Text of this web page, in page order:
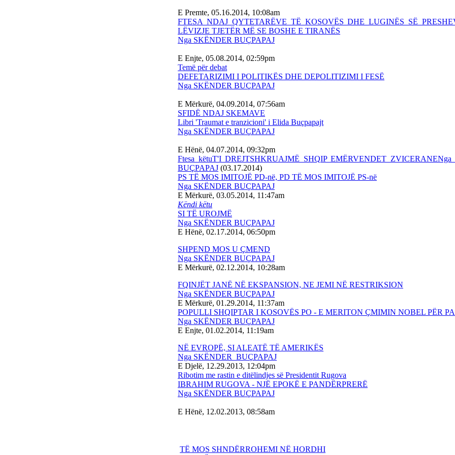
E Premte, 05.16.2014, 10:08am
FTESA NDAJ QYTETARËVE TË KOSOVËS DHE LUGINËS SË
LËVIZJE TJETËR MË SE BOSHE E TIRANËS
Nga SKËNDER BUÇPAPAJ
E Enjte, 05.08.2014, 02:59pm
Temë për debat
DEFETARIZIMI I POLITIKËS DHE DEPOLITIZIMI I FESË
Nga SKËNDER BUÇPAPAJ
E Mërkurë, 04.09.2014, 07:56am
SFIDË NDAJ SKEMAVE
Libri 'Traumat e tranzicioni' i Elida Buçpapajt
Nga SKËNDER BUÇPAPAJ
E Hënë, 04.07.2014, 09:32pm
Ftesa këtuT'I DREJTSHKRUAJMË SHQIP EMËRVENDET ZVICERANENga
BUÇPAPAJ (03.17.2014)
PS TË MOS IMITOJË PD-në, PD TË MOS IMITOJË PS-në
Nga SKËNDER BUÇPAPAJ
E Mërkurë, 03.05.2014, 11:47am
Këndi këtu
SI TË UROJMË
Nga SKËNDER BUÇPAPAJ
E Hënë, 02.17.2014, 06:50pm
SHPEND MOS U ÇMEND
Nga SKËNDER BUÇPAPAJ
E Mërkurë, 02.12.2014, 10:28am
FQINJËT JANË NË EKSPANSION, NE JEMI NË RESTRIKSION
Nga SKËNDER BUÇPAPAJ
E Mërkurë, 01.29.2014, 11:37am
POPULLI SHQIPTAR I KOSOVËS PO - E MERITON ÇMIMIN NOBEL PËR
Nga SKËNDER BUÇPAPAJ
E Enjte, 01.02.2014, 11:19am
NË EVROPË, SI ALEATË TË AMERIKËS
Nga SKËNDER BUÇPAPAJ
E Djelë, 12.29.2013, 12:04pm
Ribotim me rastin e ditëlindjes së Presidentit Rugova
IBRAHIM RUGOVA - NJË EPOKË E PANDËRPRERË
Nga SKËNDER BUÇPAPAJ
E Hënë, 12.02.2013, 08:58am
TË MOS SHNDËRROHEMI NË HORDHI